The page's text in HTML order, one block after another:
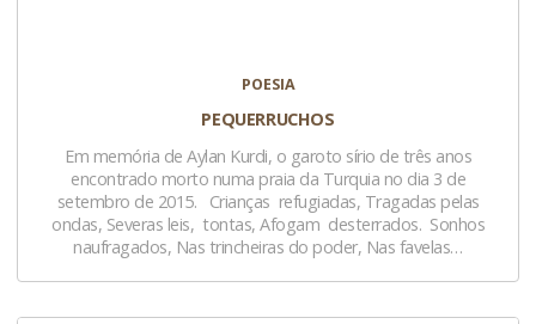
POESIA
PEQUERRUCHOS
Em memória de Aylan Kurdi, o garoto sírio de três anos
encontrado morto numa praia da Turquia no dia 3 de
setembro de 2015. Crianças refugiadas, Tragadas pelas
ondas, Severas leis, tontas, Afogam desterrados. Sonhos
naufragados, Nas trincheiras do poder, Nas favelas…